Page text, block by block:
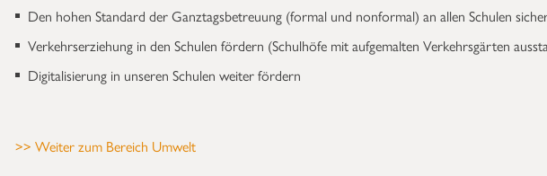
Den hohen Standard der Ganztagsbetreuung (formal und nonformal) an allen Schulen
Verkehrserziehung in den Schulen fördern (Schulhöfe mit aufgemalten Verkehrsgärten
Digitalisierung in unseren Schulen weiter fördern
>> Weiter zum Bereich Umwelt